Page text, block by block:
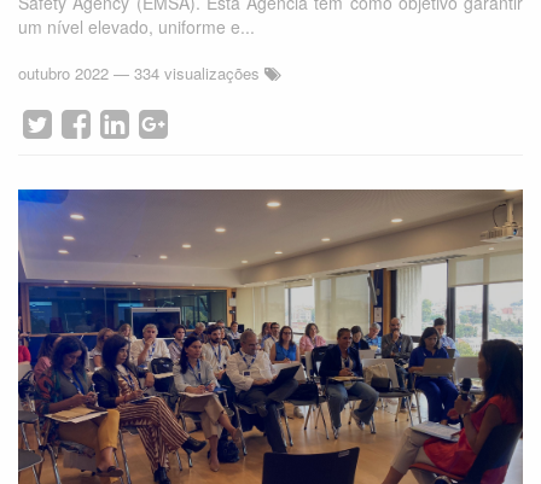
um nível elevado, uniforme e...
outubro 2022 — 334 visualizações